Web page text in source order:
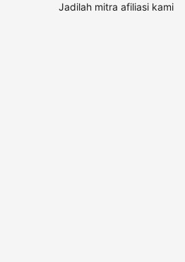
Jadilah mitra afiliasi kami